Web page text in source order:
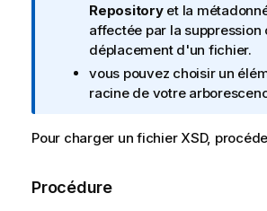
a
i
Repositoryet la
affectée par la suppression
déplacement d'un fichier.
vous pouvez choisir un
racine de votre
Pour charger un fichier XSD,
Procédure